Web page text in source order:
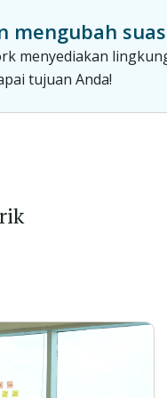
mengubah
menyediakan
tujuan Anda!